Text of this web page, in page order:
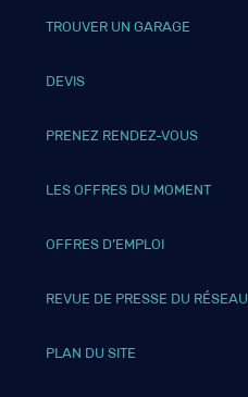
TROUVER UN GARAGE
DEVIS
PRENEZ RENDEZ-VOUS
LES OFFRES DU MOMENT
OFFRES D’EMPLOI
REVUE DE PRESSE DU RÉSEAU
PLAN DU SITE